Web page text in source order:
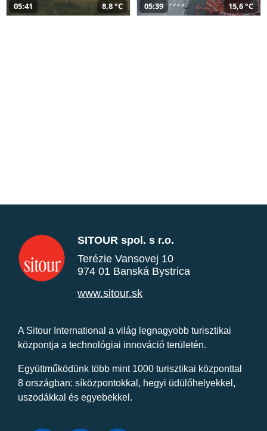
05:41 8,8 °C 05:39 15,6 °C
SITOUR spol. s r.o.
Terézie Vansovej 10
974 01 Banská Bystrica
www.sitour.sk
A Sitour International a világ legnagyobb turisztikai
központja a technológiai innováció területén.
Együttműködünk több mint 1000 turisztikai központtal
8 országban: síközpontokkal, hegyi üdülőhelyekkel,
uszodákkal és egyebekkel.